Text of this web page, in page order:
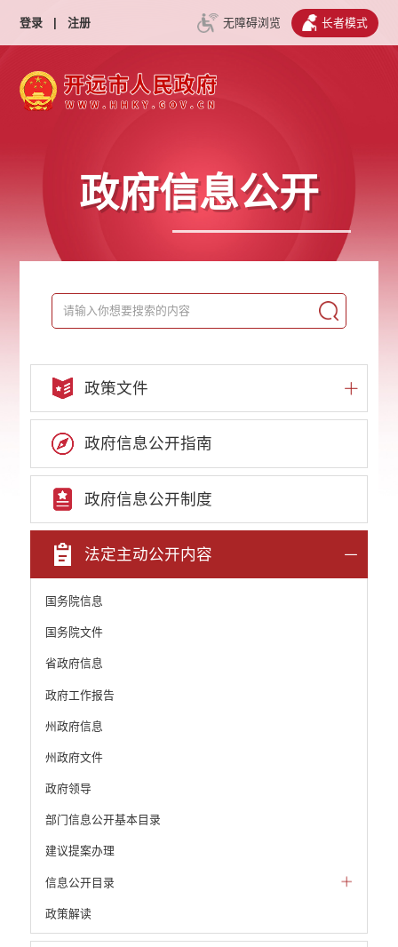
登录 | 注册 无障碍浏览 长者模式
政府信息公开
政策文件
政府信息公开指南
政府信息公开制度
法定主动公开内容
国务院信息
国务院文件
省政府信息
政府工作报告
州政府信息
州政府文件
政府领导
部门信息公开基本目录
建议提案办理
信息公开目录
政策解读